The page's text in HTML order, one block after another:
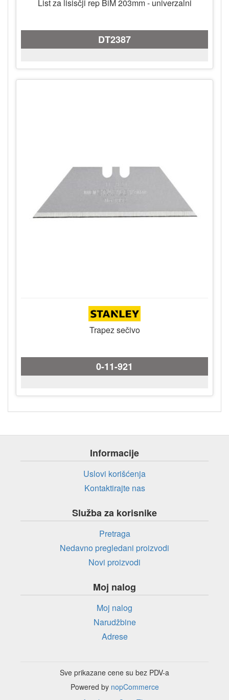
List za lisisčji rep BiM 203mm - univerzalni
DT2387
Trapez sečivo
0-11-921
Informacije
Uslovi korišćenja
Kontaktirajte nas
Služba za korisnike
Pretraga
Nedavno pregledani proizvodi
Novi proizvodi
Moj nalog
Moj nalog
Narudžbine
Adrese
Sve prikazane cene su bez PDV-a
Powered by nopCommerce